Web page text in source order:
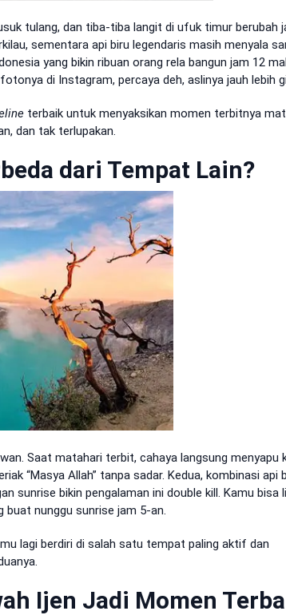
tulang, dan tiba-tiba langit di ufuk timur berubah
sementara api biru legendaris masih menyala
yang bikin ribuan orang rela bangun jam 12
di Instagram, percaya deh, aslinya jauh lebih
terbaik untuk menyaksikan momen terbitnya
dan tak terlupakan.
dari Tempat Lain?
Saat matahari terbit, cahaya langsung menyapu
“Masya Allah” tanpa sadar. Kedua, kombinasi api
sunrise bikin pengalaman ini double kill. Kamu bisa
buat nunggu sunrise jam 5-an.
lagi berdiri di salah satu tempat paling aktif dan
Ijen Jadi Momen